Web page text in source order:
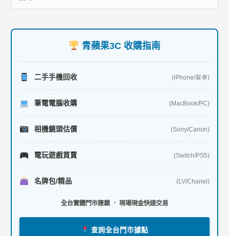
青蘋果3C 收購指南
二手手機回收 (iPhone/安卓)
筆電電腦收購 (MacBook/PC)
相機鏡頭估價 (Sony/Canon)
電玩遊戲買賣 (Switch/PS5)
名牌包/精品 (LV/Chanel)
全台實體門市連鎖 ． 現場現金快速交易
查詢全台門市據點
目